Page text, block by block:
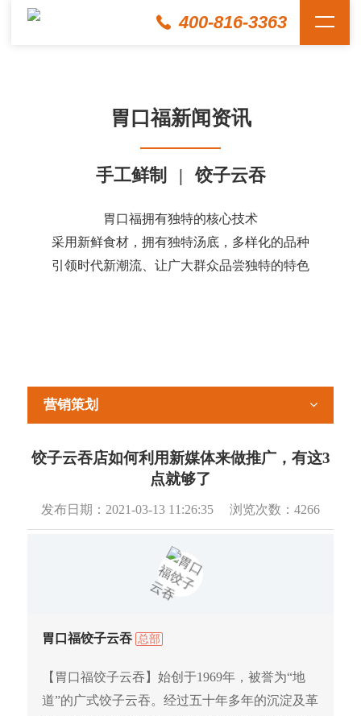
400-816-3363
胃口福新闻资讯
手工鲜制 | 饺子云吞
胃口福拥有独特的核心技术
采用新鲜食材，拥有独特汤底，多样化的品种
引领时代新潮流、让广大群众品尝独特的特色
营销策划
饺子云吞店如何利用新媒体来做推广，有这3
点就够了
发布日期： 2021-03-13 11:26:35 浏览次数： 4266
胃口福饺子云吞 总部
【胃口福饺子云吞】始创于1969年，被誉为“地
道”的广式饺子云吞。经过五十年多年的沉淀及革